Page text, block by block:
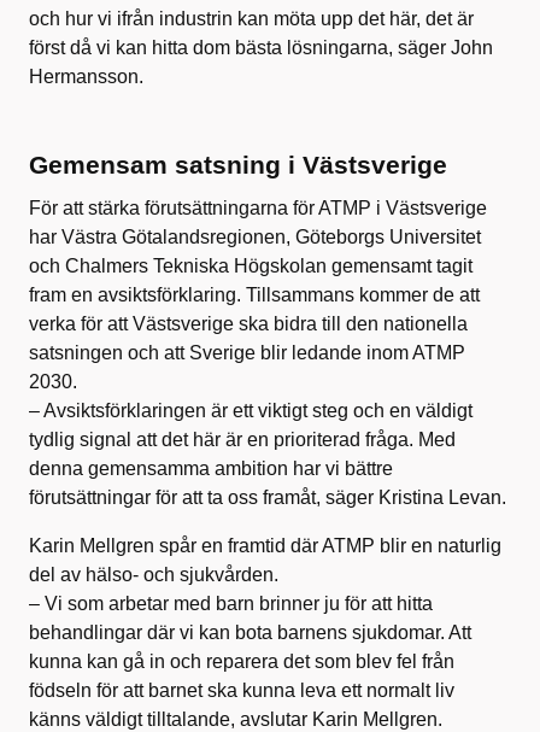
och hur vi ifrån industrin kan möta upp det här, det är
först då vi kan hitta dom bästa lösningarna, säger John
Hermansson.
Gemensam satsning i Västsverige
För att stärka förutsättningarna för ATMP i Västsverige
har Västra Götalandsregionen, Göteborgs Universitet
och Chalmers Tekniska Högskolan gemensamt tagit
fram en avsiktsförklaring. Tillsammans kommer de att
verka för att Västsverige ska bidra till den nationella
satsningen och att Sverige blir ledande inom ATMP
2030.
– Avsiktsförklaringen är ett viktigt steg och en väldigt
tydlig signal att det här är en prioriterad fråga. Med
denna gemensamma ambition har vi bättre
förutsättningar för att ta oss framåt, säger Kristina Levan.
Karin Mellgren spår en framtid där ATMP blir en naturlig
del av hälso- och sjukvården.
– Vi som arbetar med barn brinner ju för att hitta
behandlingar där vi kan bota barnens sjukdomar. Att
kunna kan gå in och reparera det som blev fel från
födseln för att barnet ska kunna leva ett normalt liv
känns väldigt tilltalande, avslutar Karin Mellgren.